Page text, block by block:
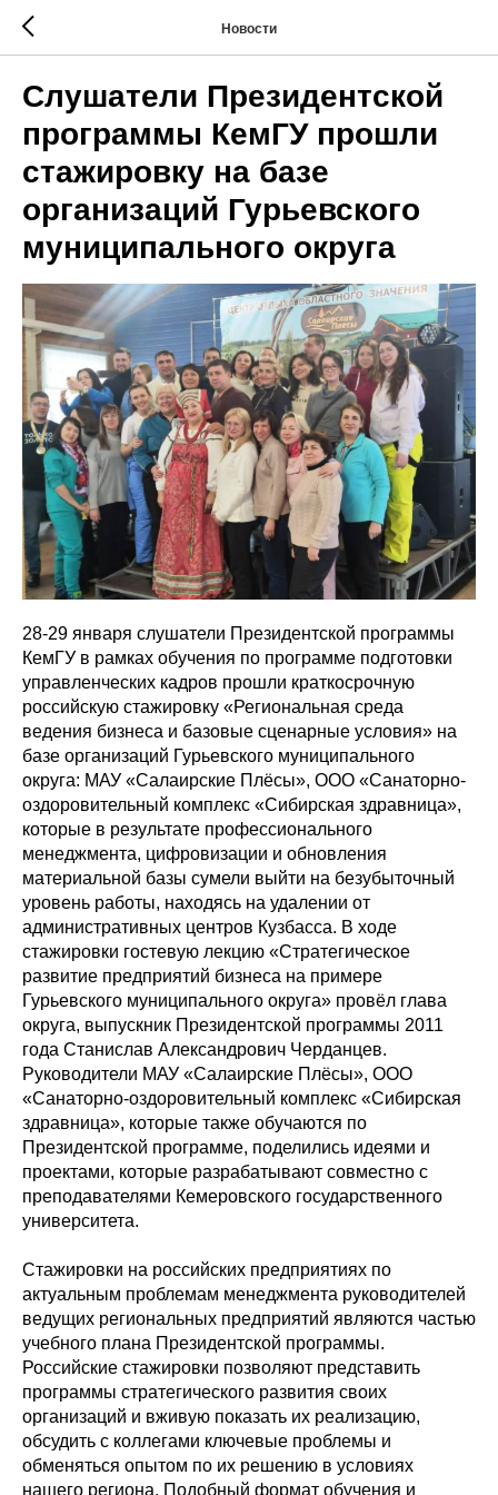
Новости
Слушатели Президентской
программы КемГУ прошли
стажировку на базе
организаций Гурьевского
муниципального округа
28-29 января слушатели Президентской программы
КемГУ в рамках обучения по программе подготовки
управленческих кадров прошли краткосрочную
российскую стажировку «Региональная среда
ведения бизнеса и базовые сценарные условия» на
базе организаций Гурьевского муниципального
округа: МАУ «Салаирские Плёсы», ООО «Санаторно-
оздоровительный комплекс «Сибирская здравница»,
которые в результате профессионального
менеджмента, цифровизации и обновления
материальной базы сумели выйти на безубыточный
уровень работы, находясь на удалении от
административных центров Кузбасса. В ходе
стажировки гостевую лекцию «Стратегическое
развитие предприятий бизнеса на примере
Гурьевского муниципального округа» провёл глава
округа, выпускник Президентской программы 2011
года Станислав Александрович Черданцев.
Руководители МАУ «Салаирские Плёсы», ООО
«Санаторно-оздоровительный комплекс «Сибирская
здравница», которые также обучаются по
Президентской программе, поделились идеями и
проектами, которые разрабатывают совместно с
преподавателями Кемеровского государственного
университета.
Стажировки на российских предприятиях по
актуальным проблемам менеджмента руководителей
ведущих региональных предприятий являются частью
учебного плана Президентской программы.
Российские стажировки позволяют представить
программы стратегического развития своих
организаций и вживую показать их реализацию,
обсудить с коллегами ключевые проблемы и
обменяться опытом по их решению в условиях
нашего региона. Подобный формат обучения и